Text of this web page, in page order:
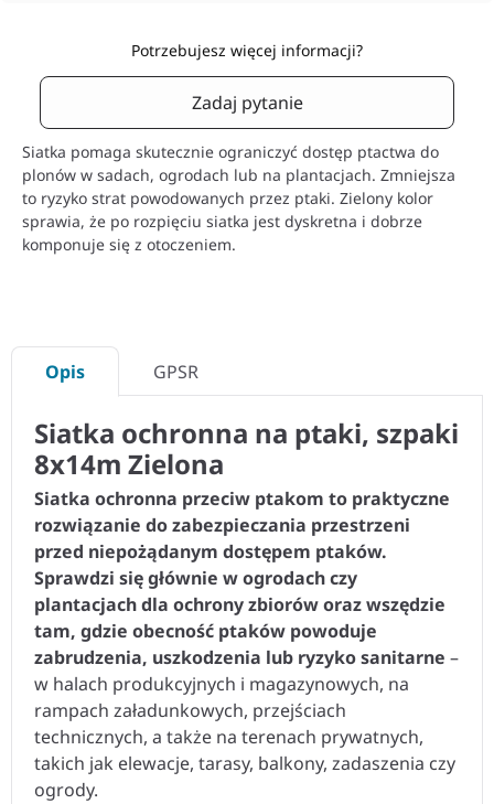
Potrzebujesz więcej informacji?
Zadaj pytanie
Siatka pomaga skutecznie ograniczyć dostęp ptactwa do
plonów w sadach, ogrodach lub na plantacjach. Zmniejsza
to ryzyko strat powodowanych przez ptaki. Zielony kolor
sprawia, że po rozpięciu siatka jest dyskretna i dobrze
komponuje się z otoczeniem.
Opis GPSR
Siatka ochronna na ptaki, szpaki
8x14m Zielona
Siatka ochronna przeciw ptakom to praktyczne
rozwiązanie do zabezpieczania przestrzeni
przed niepożądanym dostępem ptaków.
Sprawdzi się głównie w ogrodach czy
plantacjach dla ochrony zbiorów oraz wszędzie
tam, gdzie obecność ptaków powoduje
zabrudzenia, uszkodzenia lub ryzyko sanitarne –
w halach produkcyjnych i magazynowych, na
rampach załadunkowych, przejściach
technicznych, a także na terenach prywatnych,
takich jak elewacje, tarasy, balkony, zadaszenia czy
ogrody.